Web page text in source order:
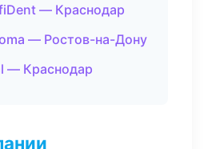
— Краснодар
— Ростов-на-Дону
— Краснодар